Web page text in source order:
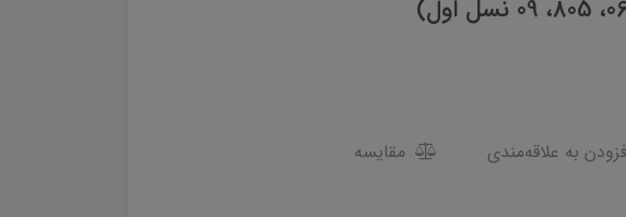
مقایسه